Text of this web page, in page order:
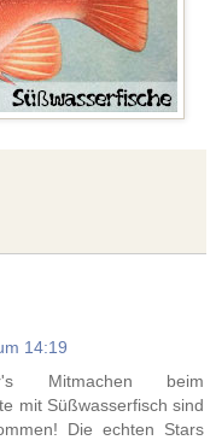
14:19
Mitmachen beim
mit Süßwasserfisch sind
Die echten Stars